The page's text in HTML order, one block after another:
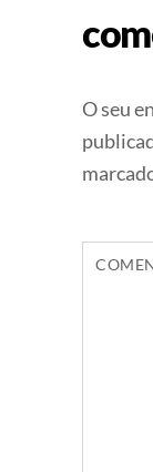
O seu